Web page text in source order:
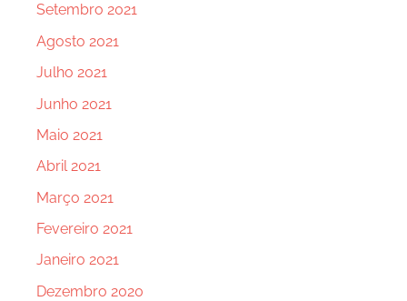
Setembro 2021
Agosto 2021
Julho 2021
Junho 2021
Maio 2021
Abril 2021
Março 2021
Fevereiro 2021
Janeiro 2021
Dezembro 2020